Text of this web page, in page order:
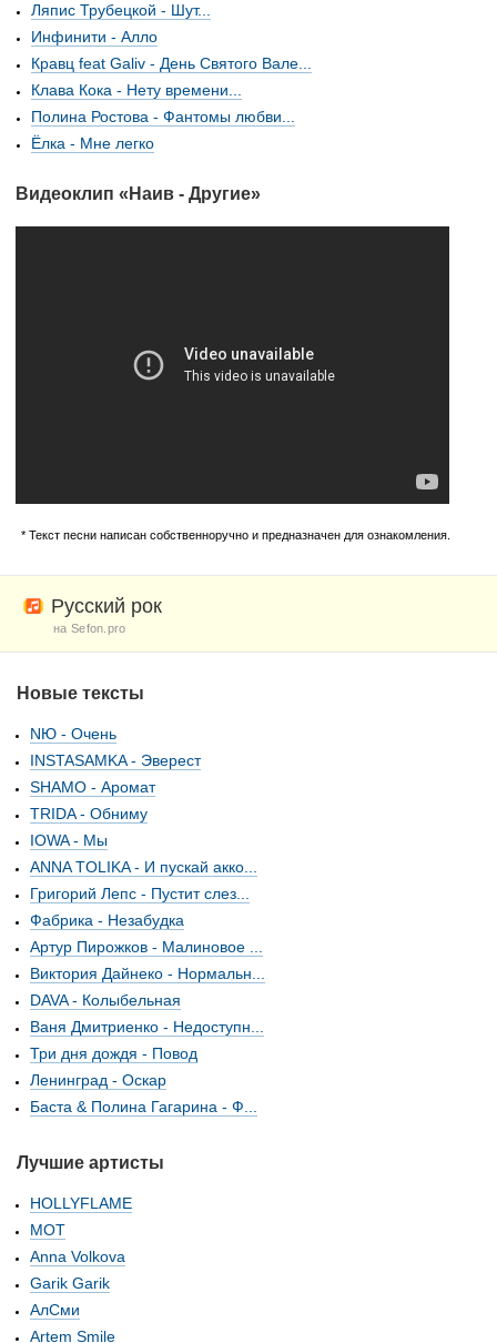
Ляпис Трубецкой - Шут...
Инфинити - Алло
Кравц feat Galiv - День Святого Вале...
Клава Кока - Нету времени...
Полина Ростова - Фантомы любви...
Ёлка - Мне легко
Видеоклип «Наив - Другие»
* Текст песни написан собственноручно и предназначен для ознакомления.
Русский рок
на Sefon.pro
Новые тексты
NЮ - Очень
INSTASAMKA - Эверест
SHAMO - Аромат
TRIDA - Обниму
IOWA - Мы
ANNA TOLIKA - И пускай акко...
Григорий Лепс - Пустит слез...
Фабрика - Незабудка
Артур Пирожков - Малиновое ...
Виктория Дайнеко - Нормальн...
DAVA - Колыбельная
Ваня Дмитриенко - Недоступн...
Три дня дождя - Повод
Ленинград - Оскар
Баста & Полина Гагарина - Ф...
Лучшие артисты
HOLLYFLAME
МОТ
Anna Volkova
Garik Garik
АлСми
Artem Smile